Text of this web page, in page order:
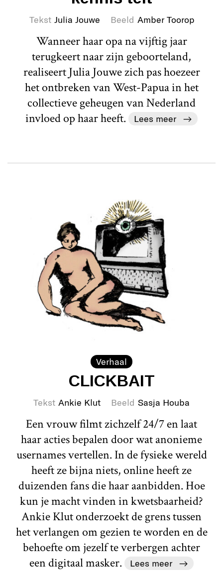
Tekst Julia Jouwe Beeld Amber Toorop
Wanneer haar opa na vijftig jaar
terugkeert naar zijn geboorteland,
realiseert Julia Jouwe zich pas hoezeer
het ontbreken van West-Papua in het
collectieve geheugen van Nederland
invloed op haar heeft.
Lees meer
Verhaal
CLICKBAIT
Tekst Ankie Klut Beeld Sasja Houba
Een vrouw filmt zichzelf 24/7 en laat
haar acties bepalen door wat anonieme
usernames vertellen. In de fysieke wereld
heeft ze bijna niets, online heeft ze
duizenden fans die haar aanbidden. Hoe
kun je macht vinden in kwetsbaarheid?
Ankie Klut onderzoekt de grens tussen
het verlangen om gezien te worden en de
behoefte om jezelf te verbergen achter
een digitaal masker.
Lees meer